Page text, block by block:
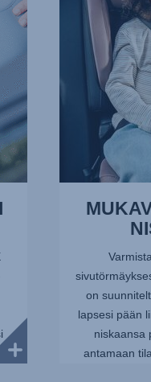
on
lapsesi pään
niskaansa
antamaan